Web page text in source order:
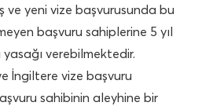
ve yeni vize başvurusunda bu
başvuru sahiplerine 5 yıl
verebilmektedir.
İngiltere vize başvuru
sahibinin aleyhine bir